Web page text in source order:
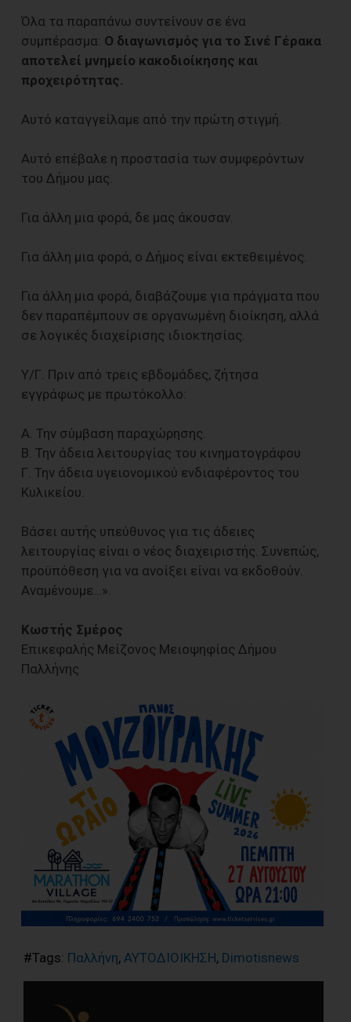
Όλα τα παραπάνω συντείνουν σε ένα
συμπέρασμα: Ο διαγωνισμός για το Σινέ Γέρακα
αποτελεί μνημείο κακοδιοίκησης και
προχειρότητας.
Αυτό καταγγείλαμε από την πρώτη στιγμή.
Αυτό επέβαλε η προστασία των συμφερόντων
του Δήμου μας.
Για άλλη μια φορά, δε μας άκουσαν.
Για άλλη μια φορά, ο Δήμος είναι εκτεθειμένος.
Για άλλη μια φορά, διαβάζουμε για πράγματα που
δεν παραπέμπουν σε οργανωμένη διοίκηση, αλλά
σε λογικές διαχείρισης ιδιοκτησίας.
Υ/Γ. Πριν από τρεις εβδομάδες, ζήτησα
εγγράφως με πρωτόκολλο:
Α. Την σύμβαση παραχώρησης.
Β. Την άδεια λειτουργίας του κινηματογράφου
Γ. Την άδεια υγειονομικού ενδιαφέροντος του
Κυλικείου.
Βάσει αυτής υπεύθυνος για τις άδειες
λειτουργίας είναι ο νέος διαχειριστής. Συνεπώς,
προϋπόθεση για να ανοίξει είναι να εκδοθούν.
Αναμένουμε…».
Κωστής Σμέρος
Επικεφαλής Μείζονος Μειοψηφίας Δήμου
Παλλήνης
#Tags: Παλλήνη, ΑΥΤΟΔΙΟΙΚΗΣΗ, Dimotisnews